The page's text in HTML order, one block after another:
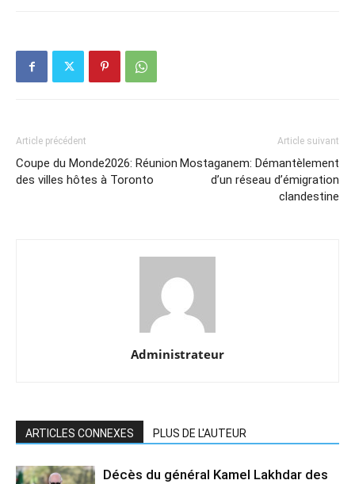
Article précédent
Coupe du Monde2026: Réunion
des villes hôtes à Toronto
Article suivant
Mostaganem: Démantèlement
d’un réseau d’émigration
clandestine
Administrateur
ARTICLES CONNEXES PLUS DE L'AUTEUR
Décès du général Kamel Lakhdar des